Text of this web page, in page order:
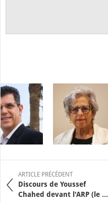
ARTICLE PRÉCÉDENT
Discours de Youssef
Chahed devant l'ARP (le ...